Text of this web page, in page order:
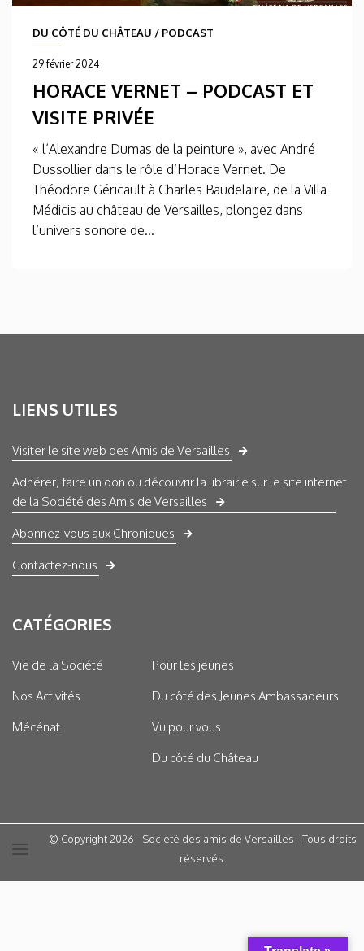
DU CÔTÉ DU CHÂTEAU / PODCAST
29 février 2024
HORACE VERNET – PODCAST ET
VISITE PRIVÉE
« l’Alexandre Dumas de la peinture », avec André
Dussollier dans le rôle d’Horace Vernet. De
Théodore Géricault à Charles Baudelaire, de la Villa
Médicis au château de Versailles, plongez dans
l’univers sonore de...
LIENS UTILES
Visiter le site web des Amis de Versailles
Adhérer, faire un don ou découvrir la librairie sur le site internet
de la Société des Amis de Versailles
Abonnez-vous aux Chroniques
Contactez-nous
CATÉGORIES
Vie de la Société
Nos Activités
Mécénat
Pour les jeunes
Du côté des Jeunes Ambassadeurs
Vu pour vous
Du côté du Château
© Copyright 2026 - Société des amis de Versailles - Tous droits
réservés.